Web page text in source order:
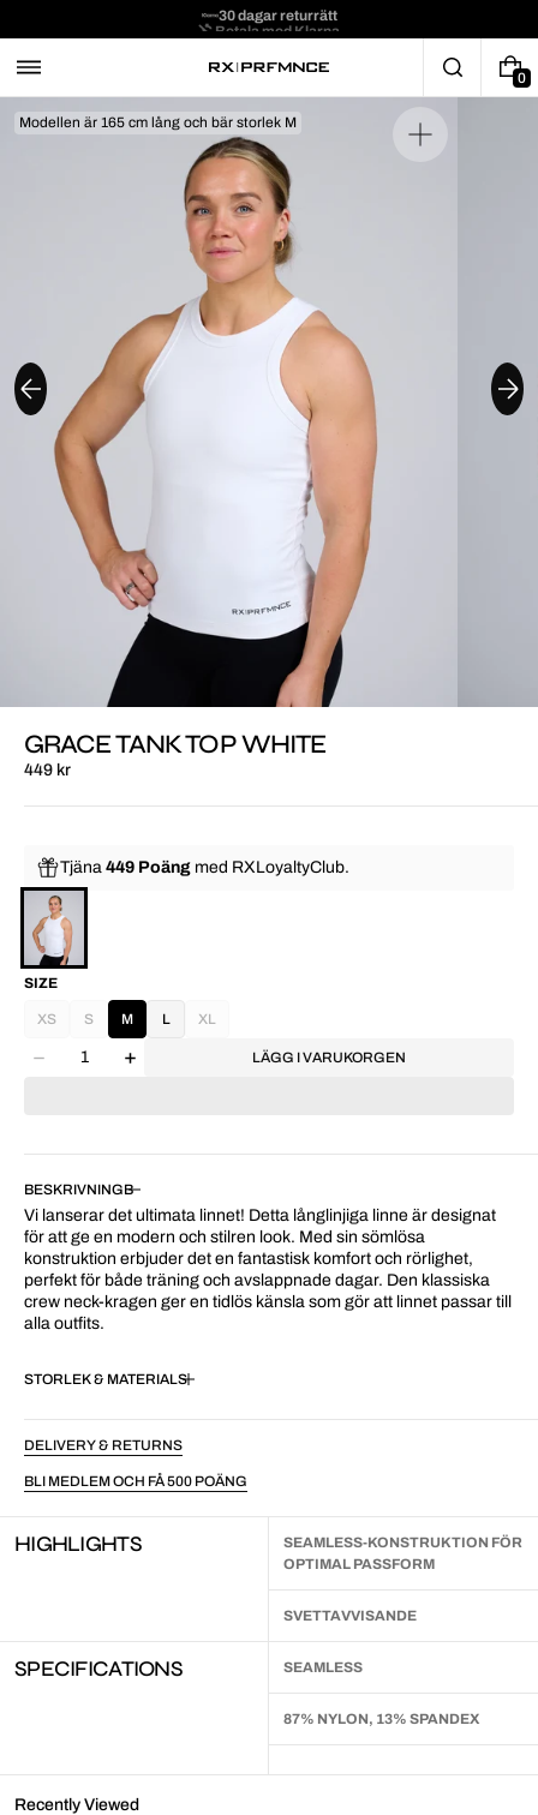
Betala med Klarna
30 dagar returrätt
0
Modellen är 165 cm lång och bär storlek M
GRACE TANK TOP WHITE
449 kr
Tjäna 449 Poäng med RXLoyaltyClub.
SIZE
XS S M L XL
LÄGG I VARUKORGEN
BESKRIVNING
Vi lanserar det ultimata linnet! Detta långlinjiga linne är designat
för att ge en modern och stilren look. Med sin sömlösa
konstruktion erbjuder det en fantastisk komfort och rörlighet,
perfekt för både träning och avslappnade dagar. Den klassiska
crew neck-kragen ger en tidlös känsla som gör att linnet passar till
alla outfits.
STORLEK & MATERIAL
DELIVERY & RETURNS
BLI MEDLEM OCH FÅ 500 POÄNG
HIGHLIGHTS
SEAMLESS-KONSTRUKTION FÖR
OPTIMAL PASSFORM
SVETTAVVISANDE
SPECIFICATIONS SEAMLESS
87% NYLON, 13% SPANDEX
Recently Viewed